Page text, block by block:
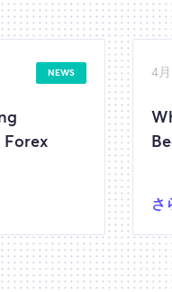
NEWS 4月
さ